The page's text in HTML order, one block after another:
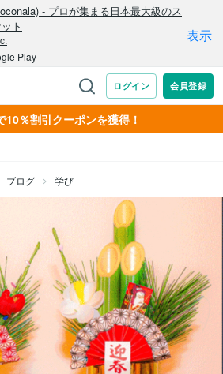
10％割引クーポンを獲得！
ブログ 学び